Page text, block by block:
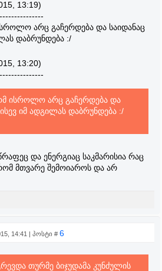
13:19)
არც გაჩერდება და საიდანაც
დაბრუნდება :/
13:20)
ისროლო არც გაჩერდება და
იმ ადგილას დაბრუნდება :/
და ენერგიაც საკმარისია რაც
მთვარე შემოიაროს და არ
14:41 | პოსტი # 6
თურმე ბიჯუდამა კუნძულის